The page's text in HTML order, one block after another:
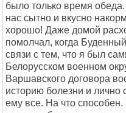
было только время
нас сытно и вкусно
хорошо! Даже домой
помолчал, когда
связи с тем, что я был
Белорусском военном
Варшавского договора
историю болезни и лично
ему все. На что